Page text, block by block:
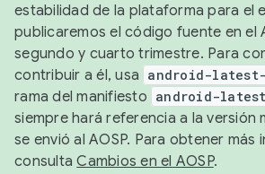
estabilidad de la plataforma para el
publicaremos el código fuente en el
segundo y cuarto trimestre. Para
contribuir a él, usa android-
rama del manifiesto android-
siempre hará referencia a la versión
se envió al AOSP. Para obtener más
consultaCambios en el AOSP.